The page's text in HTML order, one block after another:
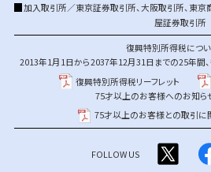
加入取引所／東京証券取引所、大阪取引所、 東京
屋証券取引所
復興特別所得税につ
2013年1月1日から2037年12月31日までの25年間
復興特別所得税リーフレット
75才以上のお客様へのお知ら
75才以上のお客様との取引に
FOLLOW US